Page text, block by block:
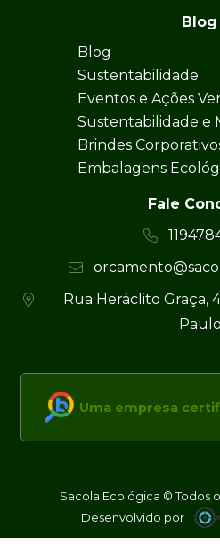
Blog
Blog
Sustentabilidade
Eventos e Ações
Sustentabilidade e
Brindes
Embalagens
Fale
Rua Heráclito Graça,
Uma empresa
Sacola Ecológica © Todos
Desenvolvido por